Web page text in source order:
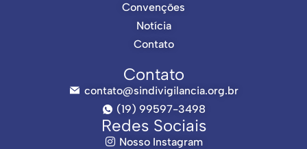
Convenções
Notícia
Contato
Contato
contato@sindivigilancia.org.br
(19) 99597-3498
Redes Sociais
Nosso Instagram